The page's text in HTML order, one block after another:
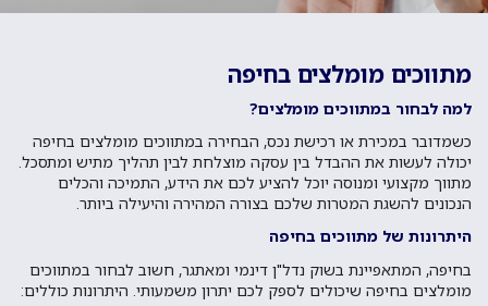
מתווכים מומלצים בחיפה
למה לבחור במתווכים מומלצים?
כשמדובר במכירת או רכישת נכס, הבחירה במתווכים מומלצים בחיפה
יכולה לעשות את ההבדל בין עסקה מוצלחת לבין תהליך מתיש ומתסכל.
מתווך מקצועי ומנוסה יוכל להציע לכם את הידע, התמיכה והכלים
הנכונים להשגת המטרות שלכם בצורה המהירה והיעילה ביותר.
היתרונות של מתווכים בחיפה
בחיפה, המתאפיינת בשוק נדל"ן דינמי ומאתגר, חשוב לבחור במתווכים
מומלצים בחיפה שיכולים לספק לכם יתרון משמעותי. היתרונות כוללים: